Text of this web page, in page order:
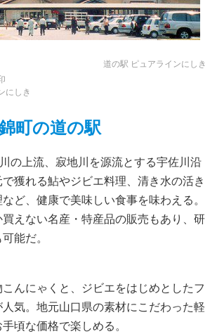
道の駅 ピュアラインにしき
にしき
町の道の駅
の上流、寂地川を源流とする宇佐川沿
獲れる鮎やジビエ料理、清き水の活き
ど、健康で美味しい食事を味わえる。
えない名産・特産品の販売もあり、研
能だ。
んにゃくと、ジビエをはじめとしたフ
気。地元山口県の素材にこだわった軽
頃な価格で楽しめる。